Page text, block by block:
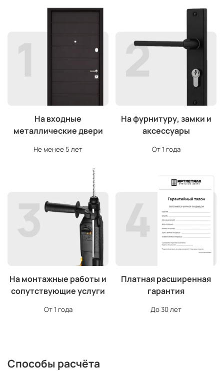
На входные
металлические двери
Не менее 5 лет
На фурнитуру, замки и
аксессуары
От 1 года
На монтажные работы и
сопутствующие услуги
От 1 года
Платная расширенная
гарантия
До 30 лет
Способы расчёта